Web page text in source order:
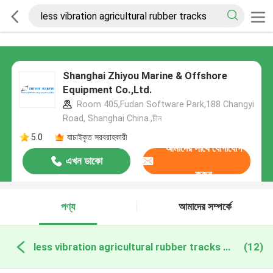
Shanghai Zhiyou Marine & Offshore
Equipment Co.,Ltd.
Room 405,Fudan Software Park,188 Changyi
Road, Shanghai China.,চীন
5.0
যাচাইকৃত সরবরাহকারী
এখন ডাকো
আমাদের সাথে যোগাযোগ
করুন
পণ্য আমাদের সম্পর্কে
less vibration agricultural rubber tracks অনলাইন উত্পাদন (12)